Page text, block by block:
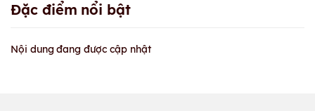
Đặc điểm nổi bật
Nội dung đang được cập nhật